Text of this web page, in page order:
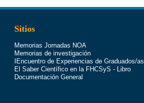
Sitios
Memorias Jornadas NOA
Memorias de investigación
IEncuentro de Experiencias de Graduados/as
El Saber Científico en la FHCSyS - Libro
Documentación General